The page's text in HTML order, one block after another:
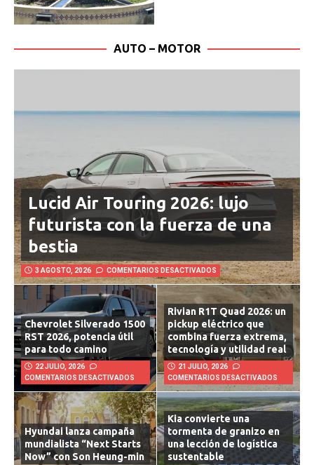
Lucid Air Touring 2026: lujo
futurista con la fuerza de una
bestia
3 AGOSTO, 2026 COMENTARIOS DESACTIVADOS
Chevrolet Silverado 1500
RST 2026, potencia útil
para todo camino
22 JULIO, 2026
COMENTARIOS DESACTIVADOS
Rivian R1T Quad 2026: un
pickup eléctrico que
combina fuerza extrema,
tecnología y utilidad real
21 JULIO, 2026
COMENTARIOS DESACTIVADOS
Hyundai lanza campaña
mundialista “Next Starts
Kia convierte una
tormenta de granizo en
una lección de logística